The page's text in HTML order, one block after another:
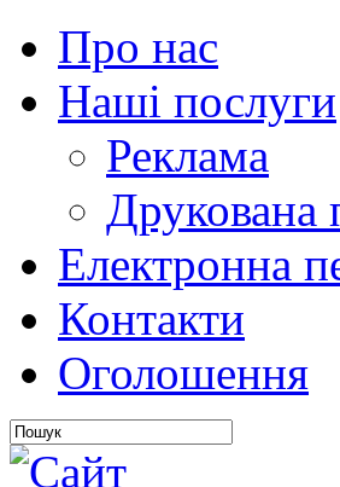
Про нас
Наші послуги
Реклама
Друкована
Електронна
Контакти
Оголошення